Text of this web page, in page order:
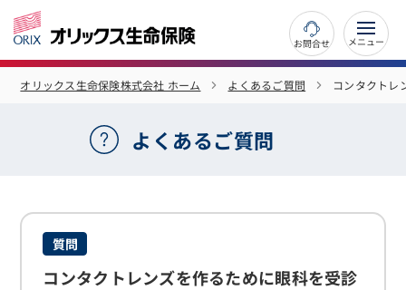
お問合せ
オリックス生命保険株式会社 ホーム よくあるご質問 コンタクトレ
よくあるご質問
質問
コンタクトレンズを作るために眼科を受診